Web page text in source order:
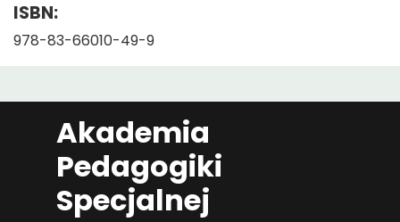
ISBN:
978-83-66010-49-9
Akademia
Pedagogiki
Specjalnej